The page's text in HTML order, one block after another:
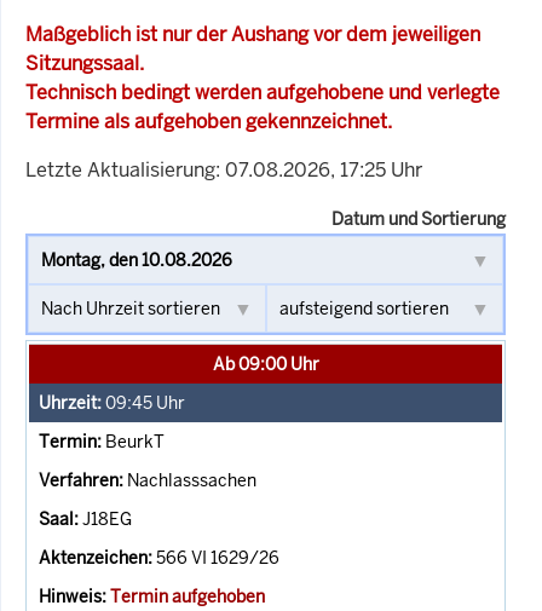
Maßgeblich ist nur der Aushang vor dem jeweiligen
Sitzungssaal.
Technisch bedingt werden aufgehobene und verlegte
Termine als aufgehoben gekennzeichnet.
Letzte Aktualisierung: 07.08.2026, 17:25 Uhr
Datum und Sortierung
Ab 09:00 Uhr
09:45 Uhr
BeurkT
Nachlasssachen
J18EG
566 VI 1629/26
Termin aufgehoben